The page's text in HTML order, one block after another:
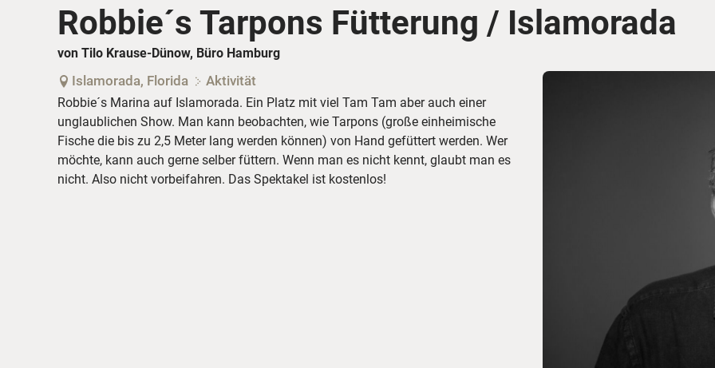
Hawaii
Robbie´s Tarpons Fütterung / Islamorada
von Tilo Krause-Dünow, Büro Hamburg
Islamorada, Florida Aktivität
Robbie´s Marina auf Islamorada. Ein Platz mit viel Tam Tam aber auch einer
unglaublichen Show. Man kann beobachten, wie Tarpons (große einheimische
Fische die bis zu 2,5 Meter lang werden können) von Hand gefüttert werden. Wer
möchte, kann auch gerne selber füttern. Wenn man es nicht kennt, glaubt man es
nicht. Also nicht vorbeifahren. Das Spektakel ist kostenlos!